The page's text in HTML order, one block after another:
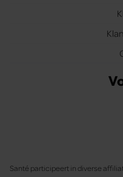
Santé participeert in diverse